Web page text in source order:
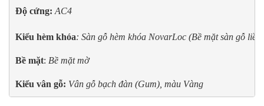
Độ cứng: AC4
Kiểu hèm khóa: Sàn gỗ hèm khóa NovarLoc (Bề mặt sàn gỗ
Bề mặt: Bề mặt mờ
Kiểu vân gỗ: Vân gỗ bạch đàn (Gum), màu Vàng